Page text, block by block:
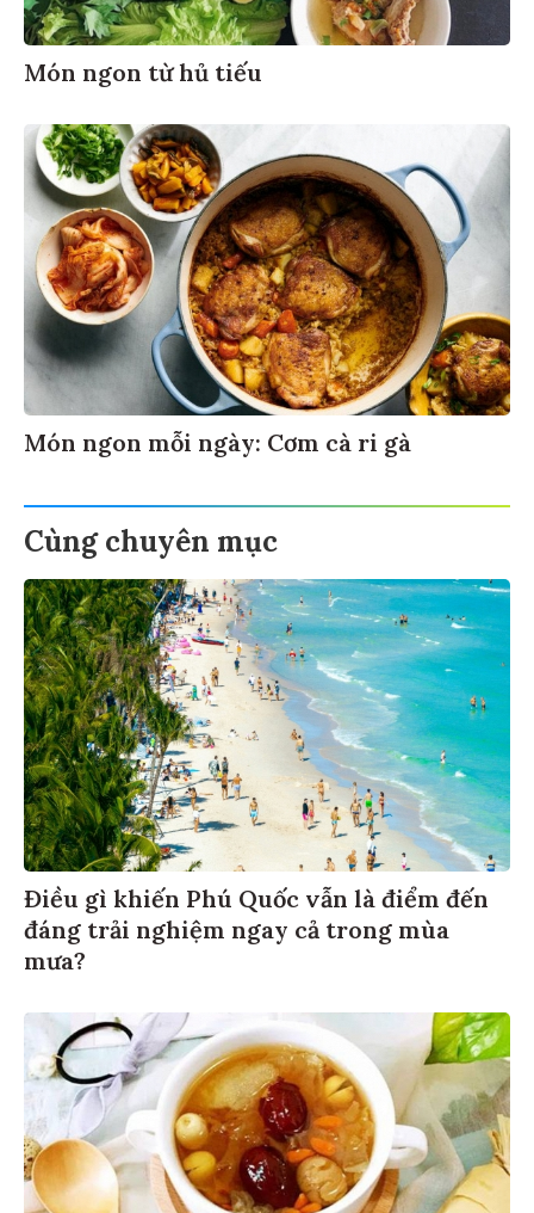
Món ngon từ hủ tiếu
Món ngon mỗi ngày: Cơm cà ri gà
Cùng chuyên mục
Điều gì khiến Phú Quốc vẫn là điểm đến
đáng trải nghiệm ngay cả trong mùa
mưa?